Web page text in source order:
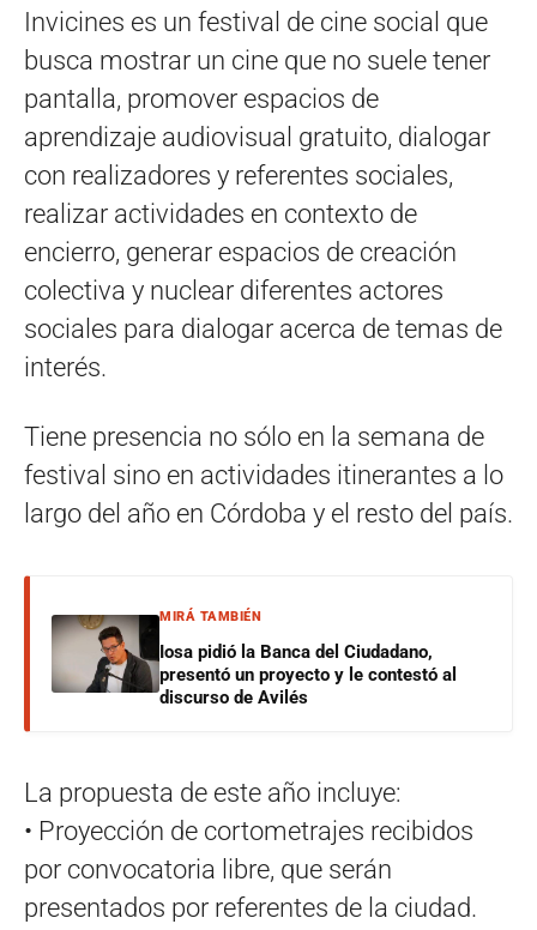
Invicines es un festival de cine social que
busca mostrar un cine que no suele tener
pantalla, promover espacios de
aprendizaje audiovisual gratuito, dialogar
con realizadores y referentes sociales,
realizar actividades en contexto de
encierro, generar espacios de creación
colectiva y nuclear diferentes actores
sociales para dialogar acerca de temas de
interés.
Tiene presencia no sólo en la semana de
festival sino en actividades itinerantes a lo
largo del año en Córdoba y el resto del país.
MIRÁ TAMBIÉN
Iosa pidió la Banca del Ciudadano,
presentó un proyecto y le contestó al
discurso de Avilés
La propuesta de este año incluye:
• Proyección de cortometrajes recibidos
por convocatoria libre, que serán
presentados por referentes de la ciudad.